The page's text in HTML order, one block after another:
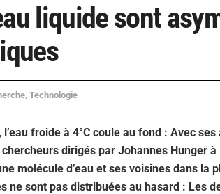
liquide sont
Technologie
froide à 4°C coule au fond : Avec
dirigés par Johannes Hunger
molécule d’eau et ses voisines dans la
sont pas distribuées au hasard : Les